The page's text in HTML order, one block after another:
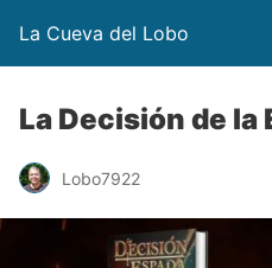
La Cueva del Lobo
La Decisión de la
Lobo7922